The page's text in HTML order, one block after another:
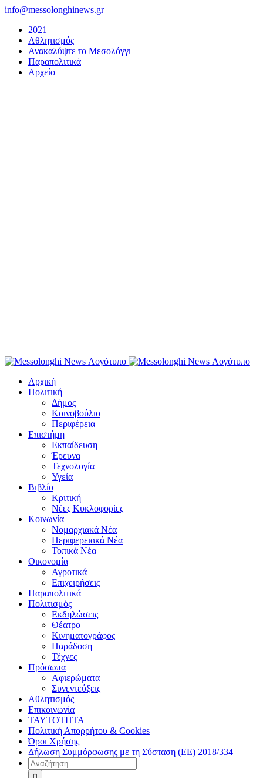
Μετάβαση
περιεχόμενο
info@messolonghinews.gr
2021
Αθλητισμός
Ανακαλύψτε το Μεσολόγγι
Παραπολιτικά
Αρχείο
Αρχική
Πολιτική
Δήμος
Κοινοβούλιο
Περιφέρεια
Επιστήμη
Εκπαίδευση
Έρευνα
Τεχνολογία
Υγεία
Βιβλίο
Κριτική
Νέες Κυκλοφορίες
Κοινωνία
Νομαρχιακά Νέα
Περιφερειακά Νέα
Τοπικά Νέα
Οικονομία
Αγροτικά
Επιχειρήσεις
Παραπολιτικά
Πολιτισμός
Εκδηλώσεις
Θέατρο
Κινηματογράφος
Παράδοση
Τέχνες
Πρόσωπα
Αφιερώματα
Συνεντεύξεις
Αθλητισμός
Επικοινωνία
ΤΑΥΤΟΤΗΤΑ
Πολιτική Απορρήτου & Cookies
Όροι Χρήσης
Δήλωση Συμμόρφωσης με τη Σύσταση (ΕΕ) 2018/334
Αναζήτηση
για: